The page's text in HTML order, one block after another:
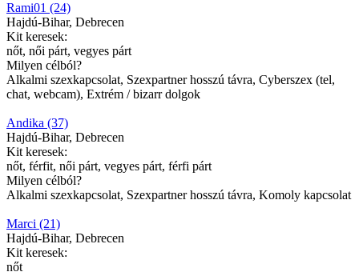
Rami01 (24)
Hajdú-Bihar, Debrecen
Kit keresek:
nőt, női párt, vegyes párt
Milyen célból?
Alkalmi szexkapcsolat, Szexpartner hosszú távra, Cyberszex (tel,
chat, webcam), Extrém / bizarr dolgok
Andika (37)
Hajdú-Bihar, Debrecen
Kit keresek:
nőt, férfit, női párt, vegyes párt, férfi párt
Milyen célból?
Alkalmi szexkapcsolat, Szexpartner hosszú távra, Komoly kapcsolat
Marci (21)
Hajdú-Bihar, Debrecen
Kit keresek:
nőt